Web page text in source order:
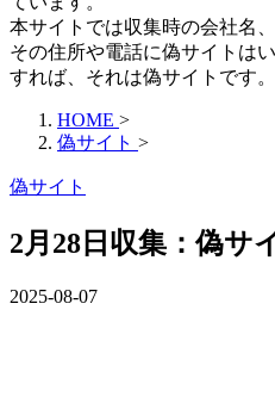
本サイトでは収集時の会社名
その住所や電話に偽サイトは
すれば、それは偽サイトです。
HOME >
偽サイト >
偽サイト
2月28日収集：偽サ
2025-08-07